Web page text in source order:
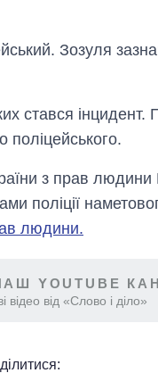
Зозуля
стався інцидент.
поліцейського.
з прав людини
поліції
людини.
YOUTUBE
від «Слово і діло»